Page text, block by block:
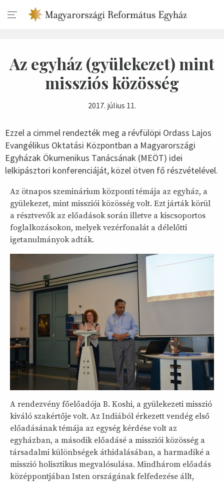
Az egyház (gyülekezet) mint
missziós közösség
2017. július 11.
Ezzel a cimmel rendezték meg a révfülöpi Ordass Lajos
Evangélikus Oktatási Központban a Magyarországi
Egyházak Ökumenikus Tanácsának (MEÖT) idei
lelkipásztori konferenciáját, közel ötven fő részvételével.
Az ötnapos szeminárium központi témája az egyház, a
gyülekezet, mint missziói közösség volt. Ezt járták körül
a résztvevők az előadások során illetve a kiscsoportos
foglalkozásokon, melyek vezérfonalát a délelőtti
igetanulmányok adták.
A rendezvény főelőadója B. Koshi, a gyülekezeti misszió
kiváló szakértője volt. Az Indiából érkezett vendég első
előadásának témája az egység kérdése volt az
egyházban, a második előadásé a missziói közösség a
társadalmi különbségek áthidalásában, a harmadiké a
misszió holisztikus megvalósulása. Mindhárom előadás
középpontjában Isten országának felfedezése állt,